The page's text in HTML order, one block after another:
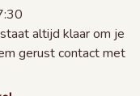
altijd klaar om je
gerust contact met